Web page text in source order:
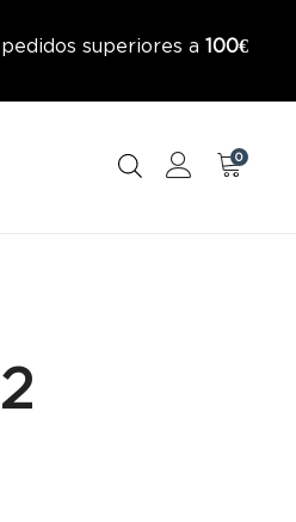
superiores a 100€
0